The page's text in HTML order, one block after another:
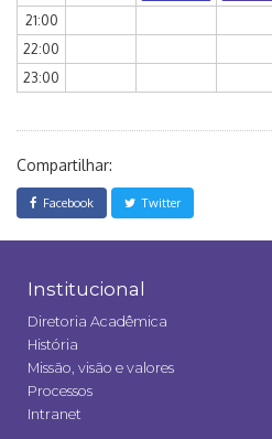
21:00
22:00
23:00
Compartilhar:
Facebook Twitter
Institucional
Diretoria Acadêmica
História
Missão, visão e valores
Processos
Intranet